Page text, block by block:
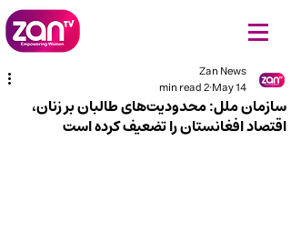
سازمان ملل: محدودیت‌های طالبان بر زنان،
اقتصاد افغانستان را تضعیف کرده است
Zan News
May 14
2 min read